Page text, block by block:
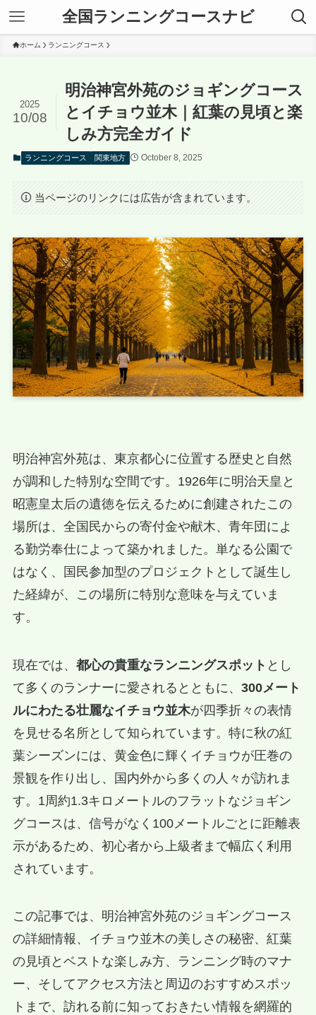
全国ランニングコースナビ
ホーム ランニングコース
明治神宮外苑のジョギングコース
とイチョウ並木｜紅葉の見頃と楽
しみ方完全ガイド
2025
10/08
ランニングコース 関東地方 October 8, 2025
当ページのリンクには広告が含まれています。
明治神宮外苑は、東京都心に位置する歴史と自然
が調和した特別な空間です。1926年に明治天皇と
昭憲皇太后の遺徳を伝えるために創建されたこの
場所は、全国民からの寄付金や献木、青年団によ
る勤労奉仕によって築かれました。単なる公園で
はなく、国民参加型のプロジェクトとして誕生し
た経緯が、この場所に特別な意味を与えていま
す。
現在では、 都心の貴重なランニングスポット とし
て多くのランナーに愛されるとともに、 300メート
ルにわたる壮麗なイチョウ並木が四季折々の表情
を見せる名所として知られています。特に秋の紅
葉シーズンには、黄金色に輝くイチョウが圧巻の
景観を作り出し、国内外から多くの人々が訪れま
す。1周約1.3キロメートルのフラットなジョギン
グコースは、信号がなく100メートルごとに距離表
示があるため、初心者から上級者まで幅広く利用
されています。
この記事では、明治神宮外苑のジョギングコース
の詳細情報、イチョウ並木の美しさの秘密、紅葉
の見頃とベストな楽しみ方、ランニング時のマナ
ー、そしてアクセス方法と周辺のおすすめスポッ
トまで、訪れる前に知っておきたい情報を網羅的